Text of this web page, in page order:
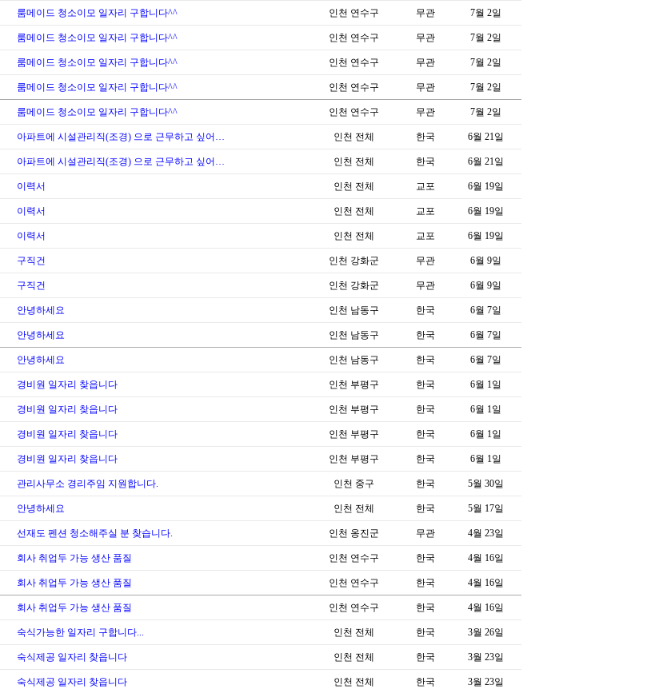
룸메이드 청소이모 일자리 구합니다^^ 인천 연수구 무관 7월 2일
룸메이드 청소이모 일자리 구합니다^^ 인천 연수구 무관 7월 2일
룸메이드 청소이모 일자리 구합니다^^ 인천 연수구 무관 7월 2일
룸메이드 청소이모 일자리 구합니다^^ 인천 연수구 무관 7월 2일
룸메이드 청소이모 일자리 구합니다^^ 인천 연수구 무관 7월 2일
아파트에 시설관리직(조경) 으로 근무하고 싶어… 인천 전체 한국 6월 21일
아파트에 시설관리직(조경) 으로 근무하고 싶어… 인천 전체 한국 6월 21일
이력서 인천 전체 교포 6월 19일
이력서 인천 전체 교포 6월 19일
이력서 인천 전체 교포 6월 19일
구직건 인천 강화군 무관 6월 9일
구직건 인천 강화군 무관 6월 9일
안녕하세요 인천 남동구 한국 6월 7일
안녕하세요 인천 남동구 한국 6월 7일
안녕하세요 인천 남동구 한국 6월 7일
경비원 일자리 찾읍니다 인천 부평구 한국 6월 1일
경비원 일자리 찾읍니다 인천 부평구 한국 6월 1일
경비원 일자리 찾읍니다 인천 부평구 한국 6월 1일
경비원 일자리 찾읍니다 인천 부평구 한국 6월 1일
관리사무소 경리주임 지원합니다. 인천 중구 한국 5월 30일
안녕하세요 인천 전체 한국 5월 17일
선재도 펜션 청소해주실 분 찾습니다. 인천 옹진군 무관 4월 23일
회사 취업두 가능 생산 품질 인천 연수구 한국 4월 16일
회사 취업두 가능 생산 품질 인천 연수구 한국 4월 16일
회사 취업두 가능 생산 품질 인천 연수구 한국 4월 16일
숙식가능한 일자리 구합니다... 인천 전체 한국 3월 26일
숙식제공 일자리 찾읍니다 인천 전체 한국 3월 23일
숙식제공 일자리 찾읍니다 인천 전체 한국 3월 23일